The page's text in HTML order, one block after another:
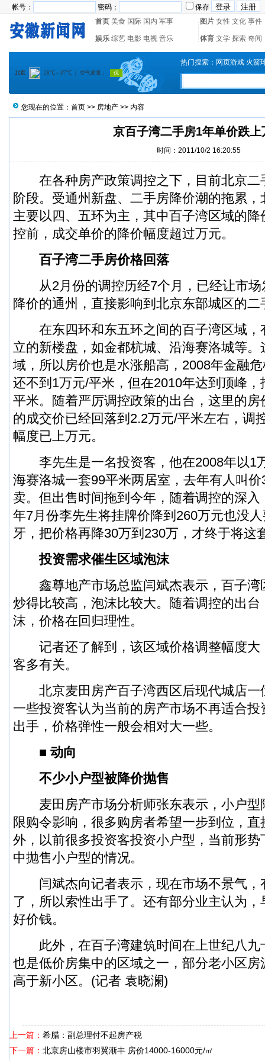
帐号： 密码：
保存
首页 美食 国际 国内 军事 图片 女性 文化 事件
娱乐 综艺 电影 电视 音乐 体育 文学 探索 奇闻
热门搜索： 网页游戏 火箭
您现在的位置： 首页 >> 房地产 >> 内容
京百子湾二手房1年单价跌上
时间：2011/10/2 16:20:55
在各种房产政策调控之下，目前北京二
阶段。受通州新盘、二手房降价潮的拖累
主要以四、五环为主，其中百子湾区域的
控前，成交单价的降价幅度超过万元。
百子湾二手房价格回落
从2月份的调控历经7个月，已经让市场
降价的通州，直接影响到北京东部城区的二
在东四环和东五环之间的百子湾区域，
立的新楼盘，如金都杭城、沿海赛洛城等
域，所以房价也是水涨船高，2008年金融
还不到1万元/平米，但在2010年达到顶峰
平米。随着严厉调控政策的出台，这里的
的成交价已经回落到2.2万元/平米左右，调
幅度已上万元。
李先生是一名投资客，他在2008年以1
海赛洛城一套99平米两居室，去年有人叫
卖。但出售时间拖到今年，随着调控的深
年7月份李先生将挂牌价降到260万元也没
牙，把价格再降30万到230万，才终于将这
投资需求催生区域泡沫
鑫尊地产市场总监闫斌杰表示，百子湾
炒得比较高，泡沫比较大。随着调控的出
沫，价格在回归理性。
记者还了解到，该区域价格调整幅度大
客多有关。
北京麦田房产百子湾西区后现代城店一
一些投资客认为当前的房产市场不再适合
出手，价格弹性一般会相对大一些。
■ 动向
不少小户型被降价抛售
麦田房产市场分析师张东表示，小户型
限购令影响，很多购房者希望一步到位，
外，以前很多投资客投资小户型，当前形
中抛售小户型的情况。
闫斌杰向记者表示，现在市场不景气，
了，所以索性出手了。还有部分业主认为
好价钱。
此外，在百子湾建筑时间在上世纪八九
也是低价房集中的区域之一，部分老小区
高于新小区。(记者 袁晓澜)
上一篇： 希腊：副总理付不起房产税
下一篇： 北京房山楼市羽翼渐丰 房价14000-16000元/㎡